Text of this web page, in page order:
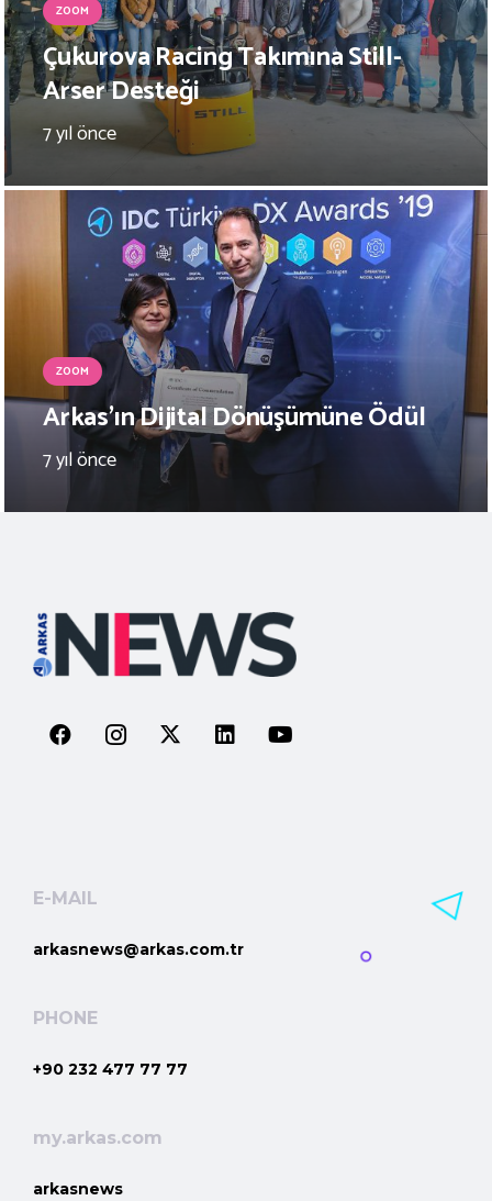
ZOOM
Çukurova Racing Takımına Still-
Arser Desteği
7 yıl önce
ZOOM
Arkas’ın Dijital Dönüşümüne Ödül
7 yıl önce
E-MAIL
arkasnews@arkas.com.tr
PHONE
+90 232 477 77 77
my.arkas.com
arkasnews